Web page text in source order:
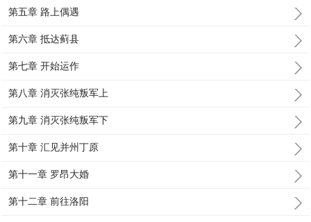
第五章 路上偶遇
第六章 抵达蓟县
第七章 开始运作
第八章 消灭张纯叛军上
第九章 消灭张纯叛军下
第十章 汇见并州丁原
第十一章 罗昂大婚
第十二章 前往洛阳